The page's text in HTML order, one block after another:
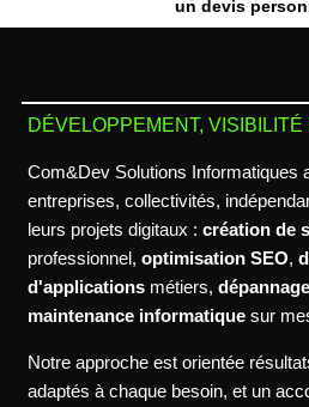
un devis
DÉVELOPPEMENT,
Com&Dev Solutions Informatiques
entreprises, collectivités,
leurs projets digitaux : création de
professionnel, optimisation SEO,
d'applicationsmétiers,
maintenance informatiquesur
Notre approche est orientée
adaptés à chaque besoin, et un